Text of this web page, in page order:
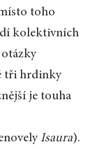
toho
kolektivních
tři hrdinky
je touha
Isaura).